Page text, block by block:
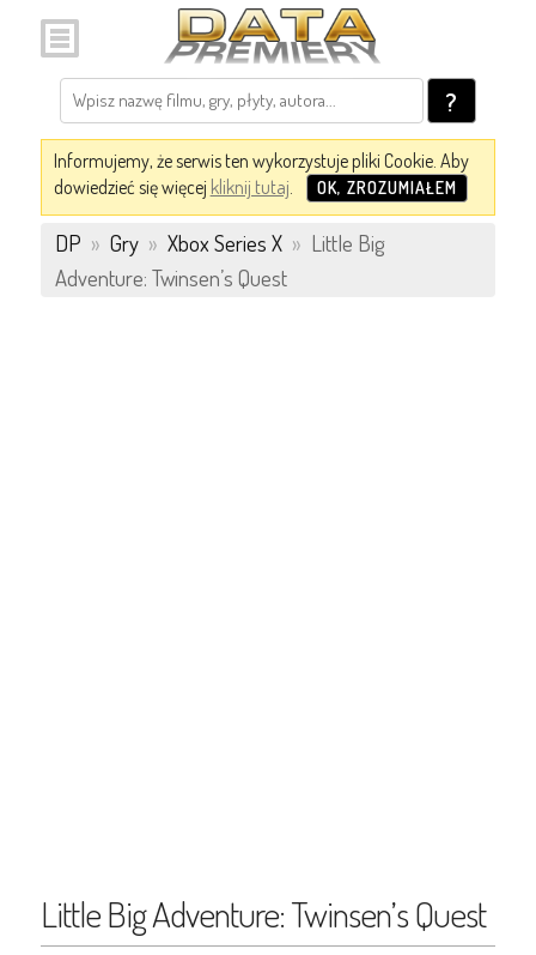
?
Informujemy, że serwis ten wykorzystuje pliki Cookie. Aby
dowiedzieć się więcej kliknij tutaj. OK, ZROZUMIAŁEM
DP » Gry » Xbox Series X » Little Big
Adventure: Twinsen’s Quest
Little Big Adventure: Twinsen’s Quest